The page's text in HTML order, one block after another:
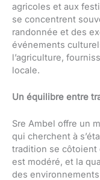
agricoles et aux
se concentrent
randonnée et des
événements
l’agriculture,
locale.
Un équilibre entre
Sre Ambel offre un
qui cherchent à
tradition se côtoient
est modéré, et la
des